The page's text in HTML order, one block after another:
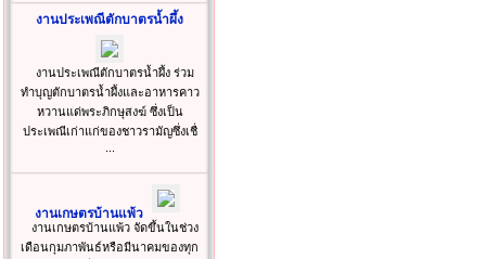
งานประเพณีตักบาตรน้ำผึ้ง
งานประเพณีตักบาตรน้ำผึ้ง ร่วม
ทำบุญตักบาตรน้ำผึ้งและอาหารคาว
หวานแด่พระภิกษุสงฆ์ ซึ่งเป็น
ประเพณีเก่าแก่ของชาวรามัญซึ่งเชื่
งานเกษตรบ้านแพ้ว
งานเกษตรบ้านแพ้ว จัดขึ้นในช่วง
เดือนกุมภาพันธ์หรือมีนาคมของทุก